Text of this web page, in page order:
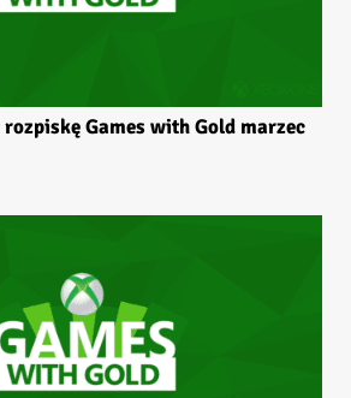
Games with Gold marzec